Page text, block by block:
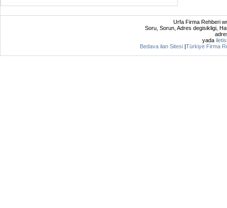
Urfa Firma Rehberi
Soru, Sorun, Adres degisikligi,
yada
Bedava ilan Sitesi |Türkiye Firma